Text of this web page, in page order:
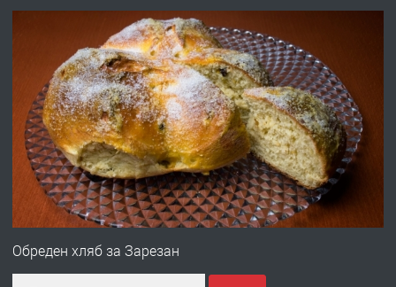
преди 1 година
ПРЕДЛАГА
Професионална зеленчукорезачка
за заведения и дома
преди 1 година
ПРЕДЛАГА Дава под наем Асеновград
Обреден хляб за Зарезан